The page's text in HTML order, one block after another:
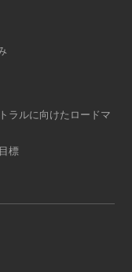
ラルに向けたロードマ
標